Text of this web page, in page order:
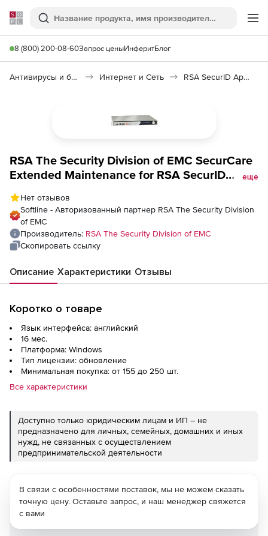
Softline
Поиск
8 (800) 200-08-60Запрос ценыИнферитБлог
Антивирусы и безопасность Интернет и Сеть RSA SecurID Appliance
RSA The Security Division of EMC SecurCare
Extended Maintenance for RSA SecurID
Количество пользователей
еще
Нет отзывов
Softline - Авторизованный партнер RSA The Security Division
of EMC
Производитель: RSA The Security Division of EMC
Скопировать ссылку
Описание Характеристики Отзывы
Коротко о товаре
Язык интерфейса: английский
16 мес.
Платформа: Windows
Тип лицензии: обновление
Минимальная покупка: от 155 до 250 шт.
Все характеристики
Доступно только юридическим лицам и ИП – не
предназначено для личных, семейных, домашних и иных
нужд, не связанных с осуществлением
предпринимательской деятельности
В связи с особенностями поставок, мы не можем сказать
точную цену. Оставьте запрос, и наш менеджер свяжется
с вами